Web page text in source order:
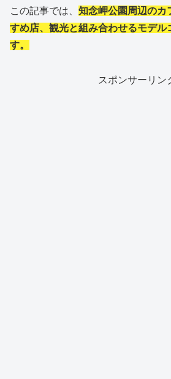
この記事では、 知念岬公園周辺のカ
すめ店、観光と組み合わせるモデル
す。
スポンサーリン